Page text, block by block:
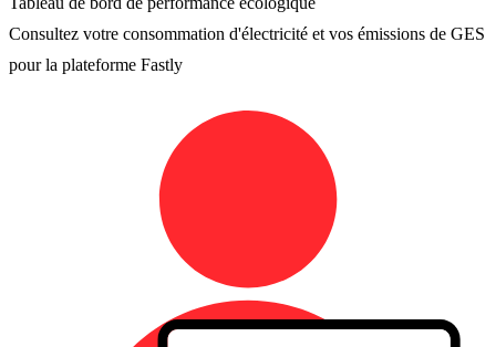
Consultez votre consommation d'électricité et vos émissions de GES
pour la plateforme Fastly